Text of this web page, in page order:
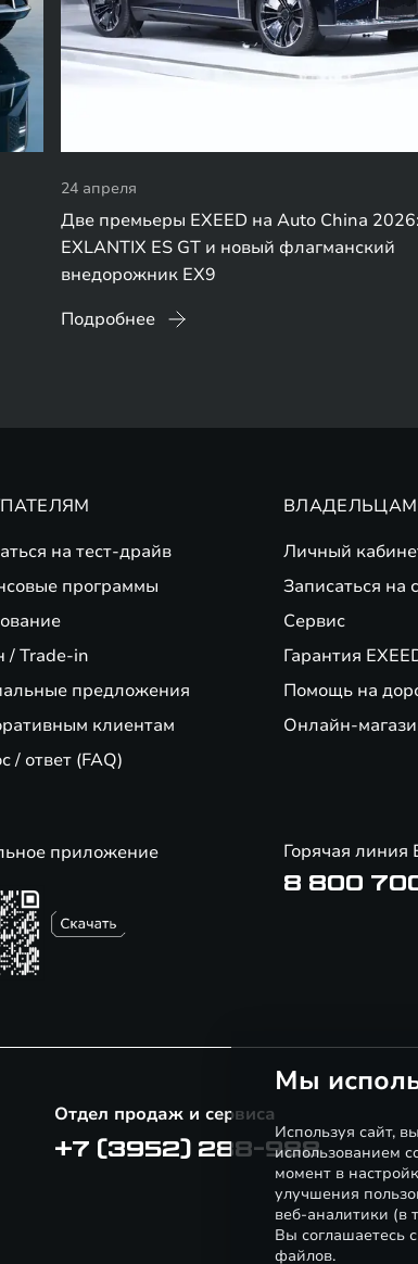
24 апреля
Две премьеры EXEED на Auto China 2026:
EXLANTIX ES GT и новый флагманский
внедорожник EX9
Подробнее
на тест-драйв
программы
/ Trade-in
предложения
клиентам
/ ответ (FAQ)
ВЛАДЕЛЬЦАМ
Личный
Записаться на
Сервис
Гарантия
Помощь на
Онлайн-
приложение Горячая линия
8 800
Отдел продаж и сервиса
+7 (3952) 288-988
Мы
Используя сайт,
использованием
момент в
улучшения
веб-аналитики (в
Вы соглашаетесь
файлов.